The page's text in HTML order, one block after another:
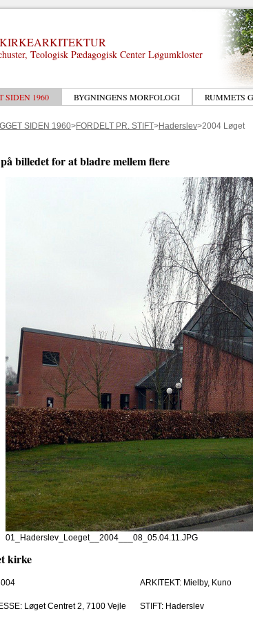
Teologisk Pædagogisk Center Løgumkloster
SIDEN 1960 BYGNINGENS MORFOLOGI RUMMETS
SIDEN 1960>FORDELT PR. STIFT>Haderslev>2004 Løget
billedet for at bladre mellem flere
01_Haderslev_Loeget__2004___08_05.04.11.JPG
kirke
ARKITEKT: Mielby, Kuno
Løget Centret 2, 7100 Vejle STIFT: Haderslev